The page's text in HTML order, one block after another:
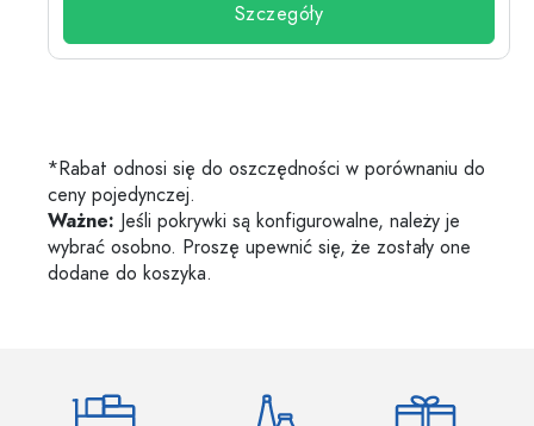
Szczegóły
*Rabat odnosi się do oszczędności w porównaniu do
ceny pojedynczej.
Ważne: Jeśli pokrywki są konfigurowalne, należy je
wybrać osobno. Proszę upewnić się, że zostały one
dodane do koszyka.